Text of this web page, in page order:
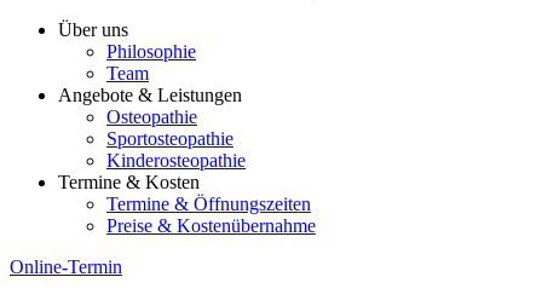
Über uns
Philosophie
Team
Angebote & Leistungen
Osteopathie
Sportosteopathie
Kinderosteopathie
Termine & Kosten
Termine & Öffnungszeiten
Preise & Kostenübernahme
Online-Termin